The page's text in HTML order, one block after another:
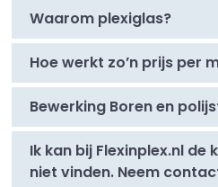
Waarom plexiglas?
Hoe werkt zo’n prijs per
Bewerking Boren en
Ik kan bij Flexinplex.nl de
niet vinden. Neem